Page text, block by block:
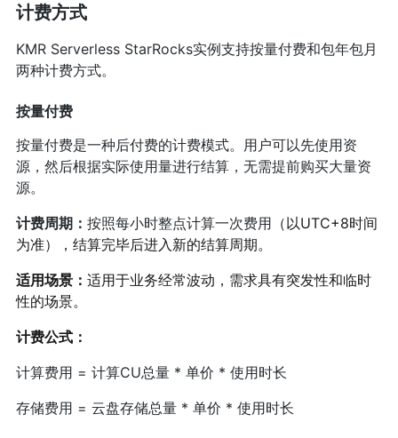
计费方式
KMR Serverless StarRocks实例支持按量付费和包年包月
两种计费方式。
按量付费
按量付费是一种后付费的计费模式。用户可以先使用资
源，然后根据实际使用量进行结算，无需提前购买大量资
源。
计费周期： 按照每小时整点计算一次费用 （以UTC+8时间
为准），结算完毕后进入新的结算周期。
适用场景： 适用于业务经常波动，需求具有突发性和临时
性的场景。
计费公式：
计算费用 = 计算CU总量 * 单价 * 使用时长
存储费用 = 云盘存储总量 * 单价 * 使用时长